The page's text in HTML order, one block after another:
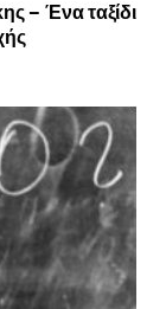
– Ένα ταξίδι